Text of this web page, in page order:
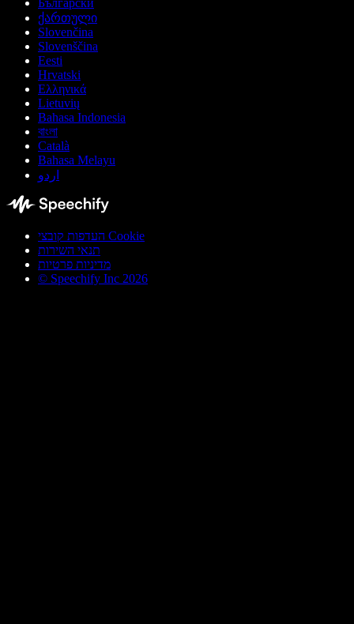
Български
ქართული
Slovenčina
Slovenščina
Eesti
Hrvatski
Ελληνικά
Lietuvių
Bahasa Indonesia
বাংলা
Català
Bahasa Melayu
اردو
העדפות קובצי Cookie
תנאי השירות
מדיניות פרטיות
© Speechify Inc 2026